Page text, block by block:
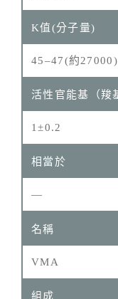
45–47(約27000)
1±0.2
—
VMA